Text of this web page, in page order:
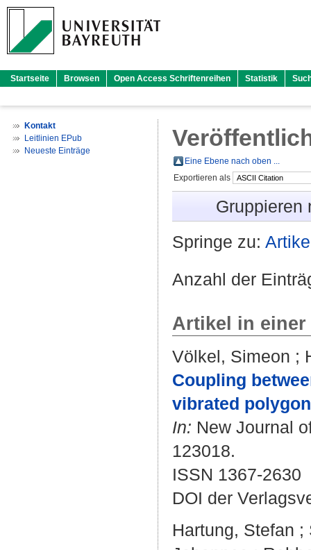
Startseite Browsen Open Access Schriftenreihen Statistik
Kontakt
Leitlinien EPub
Neueste Einträge
Eine Ebene nach oben ...
Exportieren als
Gruppieren
Springe zu:
Anzahl der
Artikel in
Völkel, Simeon ;
Coupling
vibrated
In: New Journal
123018.
ISSN 1367-2630
DOI der
Hartung, Stefan ;